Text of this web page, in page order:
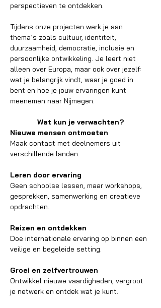
perspectieven te ontdekken.
Tijdens onze projecten werk je aan
thema’s zoals cultuur, identiteit,
duurzaamheid, democratie, inclusie en
persoonlijke ontwikkeling. Je leert niet
alleen over Europa, maar ook over jezelf:
wat je belangrijk vindt, waar je goed in
bent en hoe je jouw ervaringen kunt
meenemen naar Nijmegen.
Wat kun je verwachten?
Nieuwe mensen ontmoeten
Maak contact met deelnemers uit
verschillende landen.
Leren door ervaring
Geen schoolse lessen, maar workshops,
gesprekken, samenwerking en creatieve
opdrachten.
Reizen en ontdekken
Doe internationale ervaring op binnen een
veilige en begeleide setting.
Groei en zelfvertrouwen
Ontwikkel nieuwe vaardigheden, vergroot
je netwerk en ontdek wat je kunt.